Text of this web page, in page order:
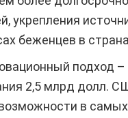
укрепления
беженцев в
подход –
2,5 млрд долл.
в